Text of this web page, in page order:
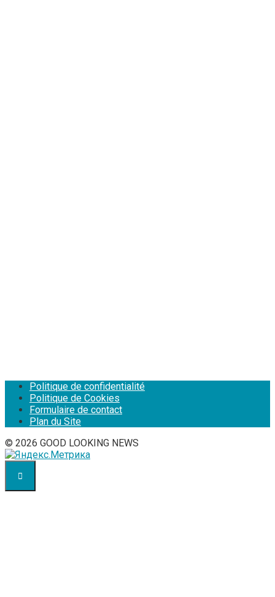
Politique de confidentialité
Politique de Cookies
Formulaire de contact
Plan du Site
© 2026 GOOD LOOKING NEWS